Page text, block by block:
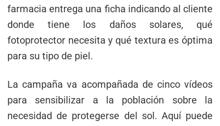
farmacia entrega una ficha indicando al cliente
donde tiene los daños solares, qué
fotoprotector necesita y qué textura es óptima
para su tipo de piel.
La campaña va acompañada de cinco vídeos
para sensibilizar a la población sobre la
necesidad de protegerse del sol. Aquí puede